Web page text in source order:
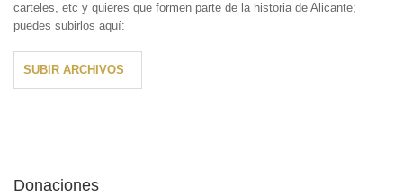
carteles, etc y quieres que formen parte de la historia de Alicante;
puedes subirlos aquí:
SUBIR ARCHIVOS
Donaciones